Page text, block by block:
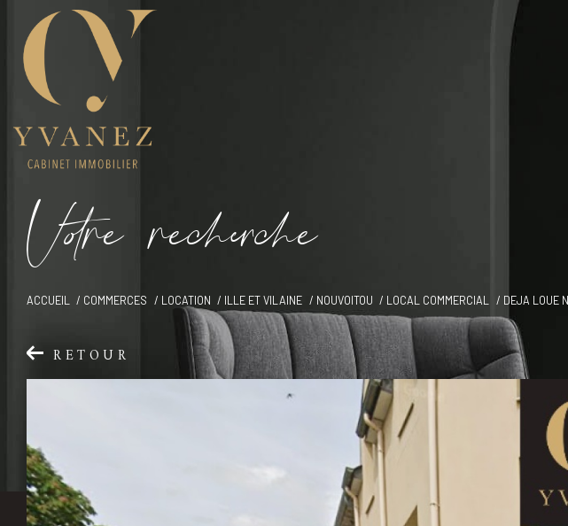
Vore recece
ACCUEIL COMMERCES LOCATION ILLE ET VILAINE NOUVOITOU LOCAL COMMERCIAL DEJA LOUE
RETOUR